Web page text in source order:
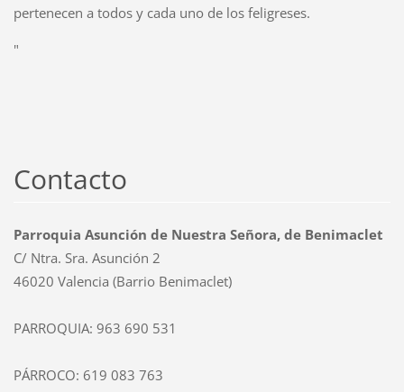
pertenecen a todos y cada uno de los feligreses.
"
Contacto
Parroquia Asunción de Nuestra Señora, de Benimaclet
C/ Ntra. Sra. Asunción 2
46020 Valencia (Barrio Benimaclet)
PARROQUIA: 963 690 531
PÁRROCO: 619 083 763